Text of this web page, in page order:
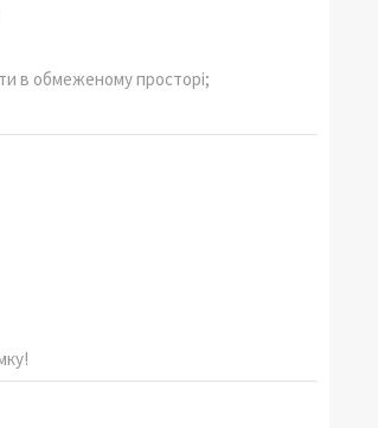
в обмеженому просторі;